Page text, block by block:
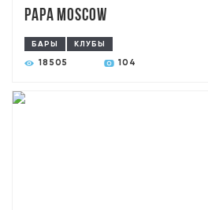
PAPA Moscow
БАРЫ КЛУБЫ
18505 104